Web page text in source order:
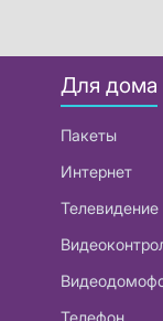
Для дома
Пакеты
Интернет
Телевидение
Телефон